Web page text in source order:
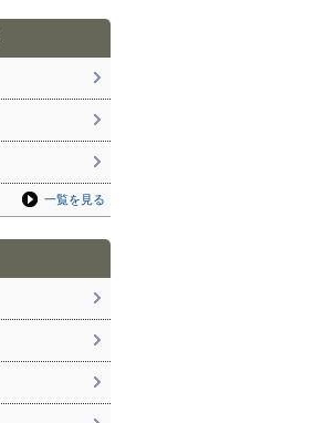
一覧を見る